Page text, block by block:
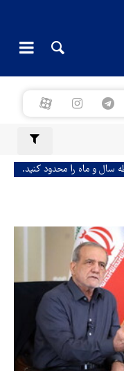
سال و ماه را محدود کنید.